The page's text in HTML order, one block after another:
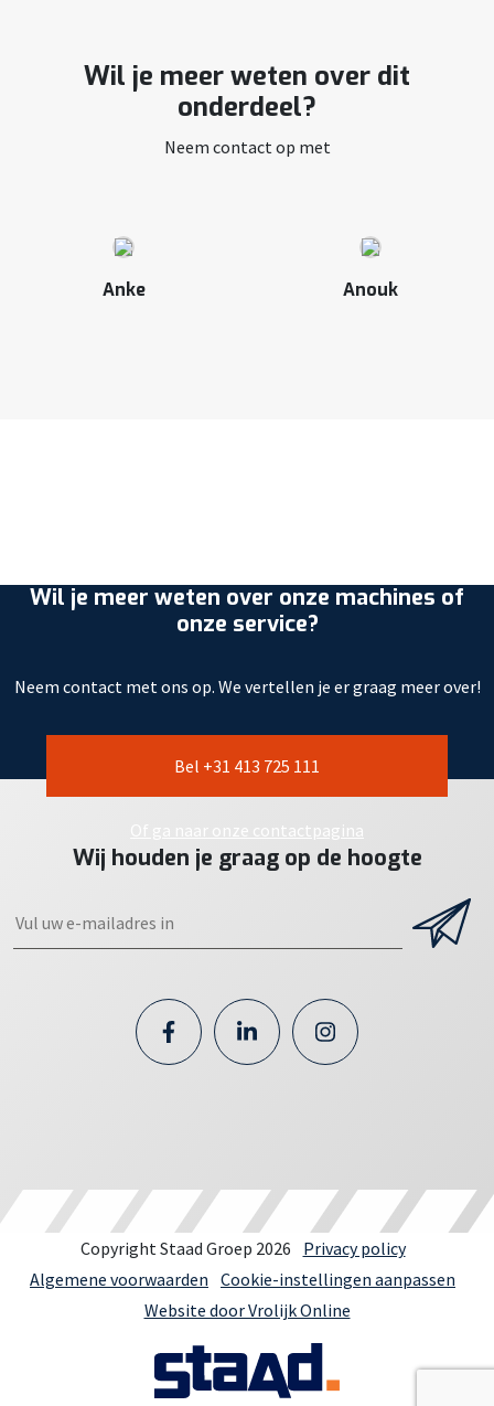
Wil je meer weten over dit
onderdeel?
Neem contact op met
Anke Anouk
Wil je meer weten over onze machines of
onze service?
Neem contact met ons op. We vertellen je er graag meer over!
Bel +31 413 725 111
Of ga naar onze contactpagina
Wij houden je graag op de hoogte
Copyright Staad Groep 2026
Privacy policy
Algemene voorwaarden Cookie-instellingen aanpassen
Website door Vrolijk Online